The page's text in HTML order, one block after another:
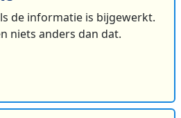
de informatie is bijgewerkt.
niets anders dan dat.